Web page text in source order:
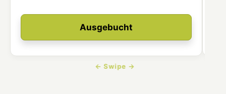
Ausgebucht